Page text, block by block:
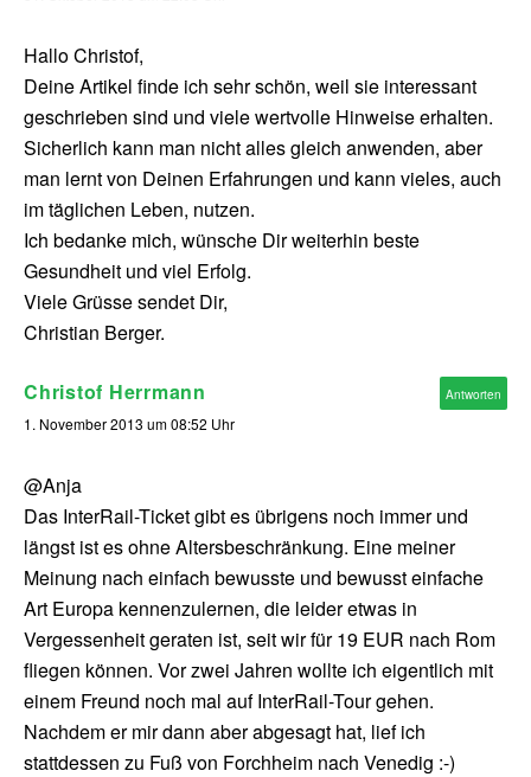
Hallo Christof,
Deine Artikel finde ich sehr schön, weil sie interessant
geschrieben sind und viele wertvolle Hinweise erhalten.
Sicherlich kann man nicht alles gleich anwenden, aber
man lernt von Deinen Erfahrungen und kann vieles, auch
im täglichen Leben, nutzen.
Ich bedanke mich, wünsche Dir weiterhin beste
Gesundheit und viel Erfolg.
Viele Grüsse sendet Dir,
Christian Berger.
Christof Herrmann
1. November 2013 um 08:52 Uhr
@Anja
Das InterRail-Ticket gibt es übrigens noch immer und
längst ist es ohne Altersbeschränkung. Eine meiner
Meinung nach einfach bewusste und bewusst einfache
Art Europa kennenzulernen, die leider etwas in
Vergessenheit geraten ist, seit wir für 19 EUR nach Rom
fliegen können. Vor zwei Jahren wollte ich eigentlich mit
einem Freund noch mal auf InterRail-Tour gehen.
Nachdem er mir dann aber abgesagt hat, lief ich
stattdessen zu Fuß von Forchheim nach Venedig :-)
Antworten